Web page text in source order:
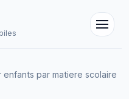
enfants par matiere scolaire